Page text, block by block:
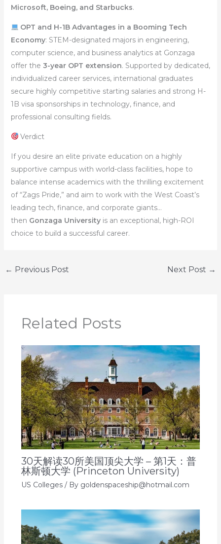
Microsoft, Boeing, and Starbucks.
OPT and H-1B Advantages in a Booming Tech
Economy: STEM-designated majors in engineering,
computer science, and business analytics at Gonzaga
offer the 3-year OPT extension. Supported by dedicated,
individualized career services, international graduates
secure highly competitive starting salaries and strong H-
1B visa sponsorships in technology, finance, and
professional consulting fields.
Verdict
If you desire an elite private education on a highly
supportive campus with world-class facilities, hope to
balance intense academics with the thrilling excitement
of “Zags Pride,” and aim to work with the West Coast’s
leading tech, finance, and corporate giants…
then Gonzaga Universityis an exceptional, high-ROI
choice to build a successful career.
← Previous Post Next Post →
Related Posts
30天解读30所美国顶尖大学 – 第1天：普
林斯顿大学 (Princeton University)
US Colleges/ By goldenspaceship@hotmail.com